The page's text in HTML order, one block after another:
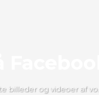
billeder og videoer af